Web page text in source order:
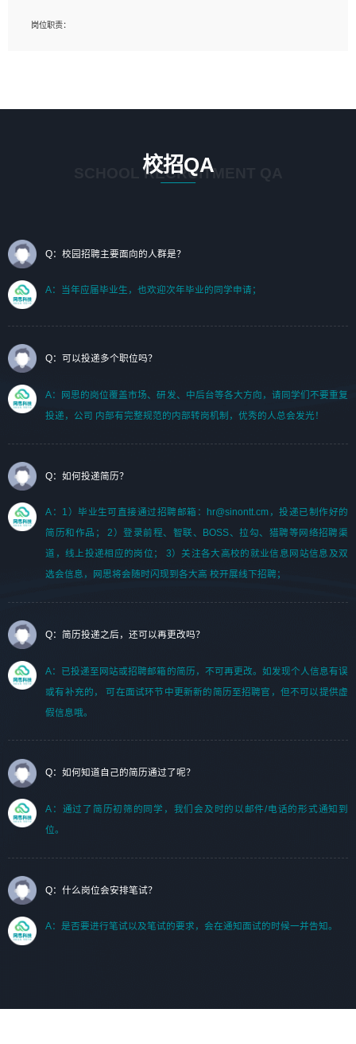
1、艺术设计类相关专业；（其中需求分析顾问不限专业）
岗位职责：
2. 熟悉 前端常用框架, 能独立完成设计给予的 UI 效果;
3. 有良好的代码习惯, 低级错误出现频率低;
7. 了解或熟悉 WebGL 及相关框架优先。
（岗位人员专职于行业应用解决方案、项目申报方案、投标方案的策划编写）
校招QA
SCHOOL RECRUITMENT QA
Q：校园招聘主要面向的人群是？
A：当年应届毕业生，也欢迎次年毕业的同学申请；
Q：可以投递多个职位吗？
A：网思的岗位覆盖市场、研发、中后台等各大方向，请同学们不要重复
投递，公司 内部有完整规范的内部转岗机制，优秀的人总会发光！
Q：如何投递简历？
A：1）毕业生可直接通过招聘邮箱：hr@sinontt.cm，投递已制作好的
简历和作品； 2）登录前程、智联、BOSS、拉勾、猎聘等网络招聘渠
道，线上投递相应的岗位； 3）关注各大高校的就业信息网站信息及双
选会信息，网思将会随时闪现到各大高 校开展线下招聘；
Q：简历投递之后，还可以再更改吗？
A：已投递至网站或招聘邮箱的简历，不可再更改。如发现个人信息有误
或有补充的， 可在面试环节中更新新的简历至招聘官，但不可以提供虚
假信息哦。
Q：如何知道自己的简历通过了呢？
A：通过了简历初筛的同学，我们会及时的以邮件/电话的形式通知到
位。
Q：什么岗位会安排笔试？
A：是否要进行笔试以及笔试的要求，会在通知面试的时候一并告知。